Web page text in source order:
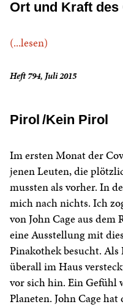
Ort und Kraft
(...lesen)
Heft 794, Juli 2015
Pirol /Kein Pirol
Im ersten Monat der
jenen Leuten, die
mussten als vorher. In
mich nach nichts. Ich
von John Cage aus dem
eine Ausstellung mit
Pinakothek besucht.
überall im Haus
vor sich hin. Ein Gefühl
Planeten. John Cage